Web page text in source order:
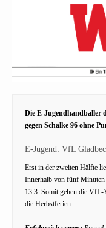
Die E-Jugendhandballer
gegen Schalke 96 ohne
E-Jugend: VfL
Erst in der zweiten Hälfte
Innerhalb von fünf Minuten
13:3. Somit gehen die VfL-
die Herbstferien.